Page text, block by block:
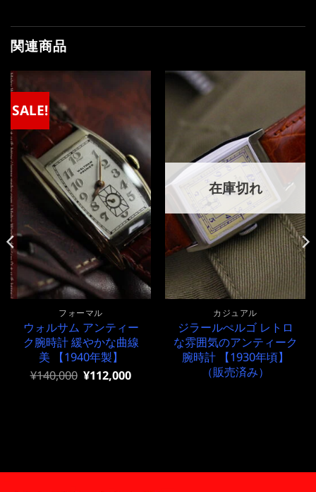
関連商品
SALE!
フォーマル
ウォルサム アンティー
ク腕時計 緩やかな曲線
美 【1940年製】
元
¥140,000 現
¥112,000
在庫切れ
カジュアル
ジラールぺルゴ レトロ
な雰囲気のアンティーク
腕時計 【1930年頃】
（販売済み）